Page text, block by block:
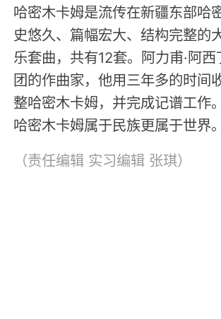
哈密木卡姆是流传在新疆东部哈
史悠久、篇幅宏大、结构完整的
乐套曲，共有12套。阿力甫·阿
团的作曲家，他用三年多的时间
整哈密木卡姆，并完成记谱工作
哈密木卡姆属于民族更属于世界。
（责任编辑 实习编辑 张琪）